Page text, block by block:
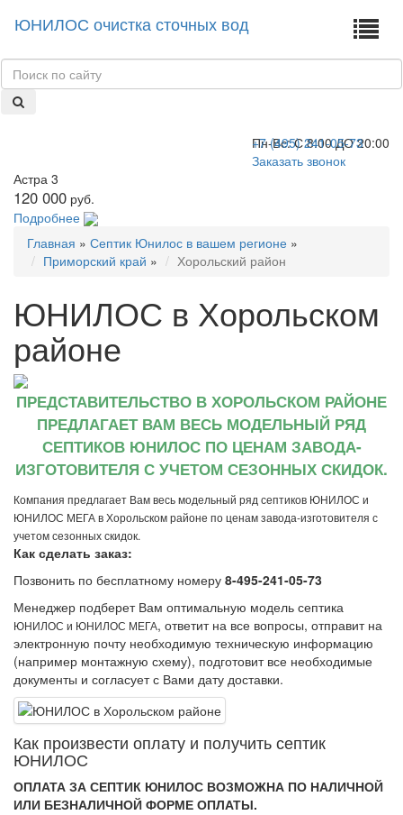
ЮНИЛОС очистка сточных вод
+7 (495) 241-05-73
Пн-Вс: С 8:00 ДО 20:00
Заказать звонок
Астра 3
120 000 руб.
Подробнее
Главная » Септик Юнилос в вашем регионе »
Приморский край » Хорольский район
ЮНИЛОС в Хорольском
районе
ПРЕДСТАВИТЕЛЬСТВО В ХОРОЛЬСКОМ РАЙОНЕ
ПРЕДЛАГАЕТ ВАМ ВЕСЬ МОДЕЛЬНЫЙ РЯД
СЕПТИКОВ ЮНИЛОС ПО ЦЕНАМ ЗАВОДА-
ИЗГОТОВИТЕЛЯ С УЧЕТОМ СЕЗОННЫХ СКИДОК.
Компания предлагает Вам весь модельный ряд септиков ЮНИЛОС и
ЮНИЛОС МЕГА в Хорольском районе по ценам завода-изготовителя с
учетом сезонных скидок.
Как сделать заказ:
Позвонить по бесплатному номеру 8-495-241-05-73
Менеджер подберет Вам оптимальную модель септика
ЮНИЛОС и ЮНИЛОС МЕГА, ответит на все вопросы, отправит на
электронную почту необходимую техническую информацию
(например монтажную схему), подготовит все необходимые
документы и согласует с Вами дату доставки.
Как произвеcти оплату и получить септик
ЮНИЛОС
ОПЛАТА ЗА СЕПТИК ЮНИЛОС ВОЗМОЖНА ПО НАЛИЧНОЙ
ИЛИ БЕЗНАЛИЧНОЙ ФОРМЕ ОПЛАТЫ.